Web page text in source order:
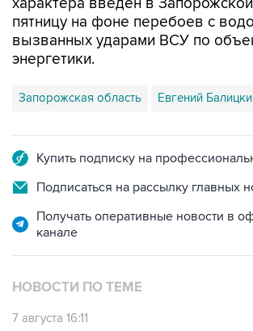
пятницу на фоне перебоев с
вызванных ударами ВСУ по
энергетики.
Запорожская область Евгений
Купить подписку на
Подписаться на рассылку главных
Получать оперативные новости в
канале
НОВОСТИ ПО ТЕМЕ
7 августа 16:11